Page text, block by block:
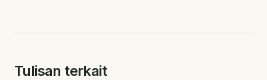
Tulisan terkait